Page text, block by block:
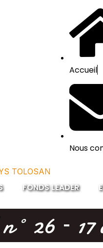
Accueil
Nous
FONDS LEADER
26 – 17